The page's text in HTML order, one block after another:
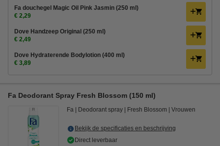
Fa douchegel Magic Oil Pink Jasmin (250 ml)
€ 2,29
Dove Handzeep Original (250 ml)
€ 2,49
Dove Hydraterende Bodylotion (400 ml)
€ 3,89
Fa Deodorant Spray Fresh Blossom (150 ml)
Fa Deodorant spray Fresh Blossom Vrouwen
Bekijk de specificaties en beschrijving
Direct leverbaar